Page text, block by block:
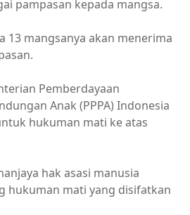
pampasan kepada mangsa.
13 mangsanya akan menerima
Pemberdayaan
Anak (PPPA) Indonesia
hukuman mati ke atas
hak asasi manusia
hukuman mati yang disifatkan